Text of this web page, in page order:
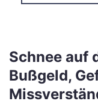
Schnee auf
Bußgeld,